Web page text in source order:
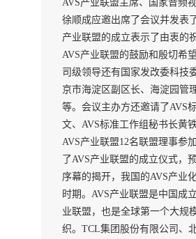
AVS产业联盟主席、国家音频
徐顺成应邀出席了会议并发表
产业联盟的成立表示了由衷的
AVS产业联盟的鼓励和殷切希
司级领导还有国家发改委科技
京市海淀区副区长、海淀园管
等。会议主办方还邀请了AVS
文、AVS标准工作组秘书长黄
AVS产业联盟12名联盟理事参
了AVS产业联盟的成立仪式，
序幕的揭开，我国的AVS产业
时期。AVS产业联盟是中国成
业联盟，也是全球第一个大规
织。TCL集团股份有限公司、